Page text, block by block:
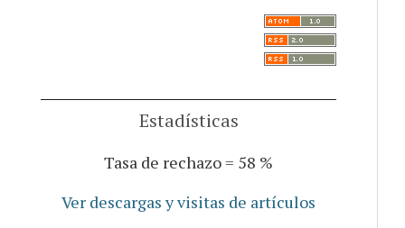
Estadísticas
Tasa de rechazo = 58 %
Ver descargas y visitas de artículos